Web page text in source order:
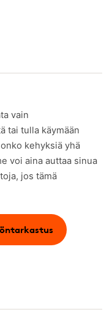
vain
tai tulla käymään
kehyksiä yhä
voi aina auttaa sinua
jos tämä